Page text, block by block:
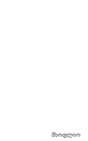
მსოფლიო